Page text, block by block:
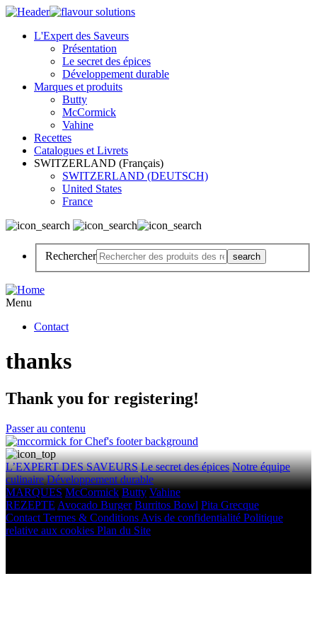
L'Expert des Saveurs
Présentation
Le secret des épices
Développement durable
Marques et produits
Butty
McCormick
Vahine
Recettes
Catalogues et Livrets
SWITZERLAND (Français)
SWITZERLAND (DEUTSCH)
United States
France
Rechercher
Menu
Contact
thanks
Thank you for registering!
Passer au contenu
L’EXPERT DES SAVEURS Le secret des épices Notre équipe
culinaire Développement durable
MARQUES McCormick Butty Vahine
REZEPTE Avocado Burger Burritos Bowl Pita Grecque
Contact Termes & Conditions Avis de confidentialité Politique
relative aux cookies Plan du Site